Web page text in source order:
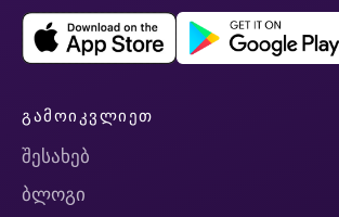
ᲒᲐᲛᲝᲘᲙᲕᲚᲘᲔᲗ
შესახებ
ბლოგი